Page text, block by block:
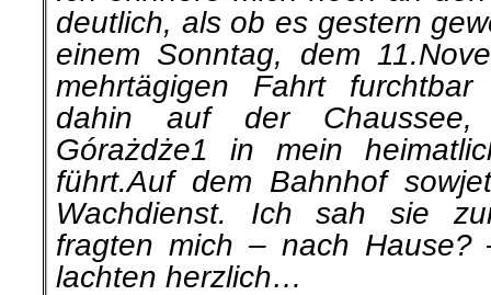
deutlich, als ob es gestern
einem Sonntag, dem
mehrtägigen Fahrt
dahin auf der
Górażdże1 in mein
führt.Auf dem Bahnhof
Wachdienst. Ich sah sie
fragten mich – nach Hause?
lachten herzlich…